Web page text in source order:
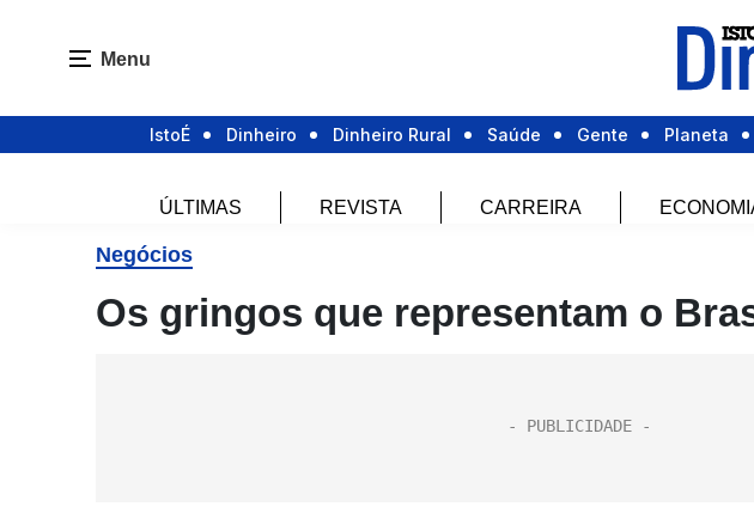
Menu
IstoÉ Dinheiro Dinheiro Rural Saúde Gente Planeta
ÚLTIMAS REVISTA CARREIRA
Negócios
Os gringos que representam o